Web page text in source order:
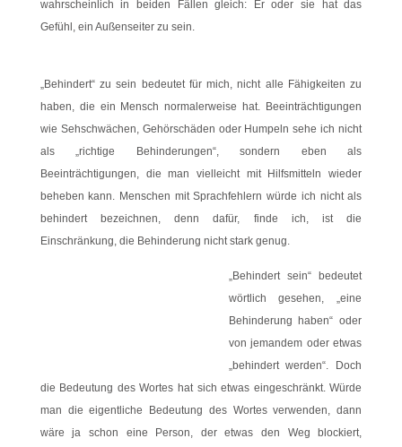
wahrscheinlich in beiden Fällen gleich: Er oder sie hat das
Gefühl, ein Außenseiter zu sein.
„Behindert“ zu sein bedeutet für mich, nicht alle Fähigkeiten zu
haben, die ein Mensch normalerweise hat. Beeinträchtigungen
wie Sehschwächen, Gehörschäden oder Humpeln sehe ich nicht
als „richtige Behinderungen“, sondern eben als
Beeinträchtigungen, die man vielleicht mit Hilfsmitteln wieder
beheben kann. Menschen mit Sprachfehlern würde ich nicht als
behindert bezeichnen, denn dafür, finde ich, ist die
Einschränkung, die Behinderung nicht stark genug.
„Behindert sein“ bedeutet
wörtlich gesehen, „eine
Behinderung haben“ oder
von jemandem oder etwas
„behindert werden“. Doch
die Bedeutung des Wortes hat sich etwas eingeschränkt. Würde
man die eigentliche Bedeutung des Wortes verwenden, dann
wäre ja schon eine Person, der etwas den Weg blockiert,